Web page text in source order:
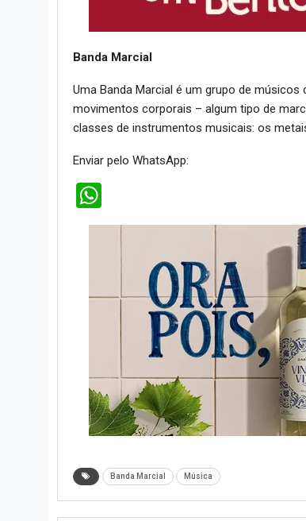
Banda Marcial
Uma Banda Marcial é um grupo de
movimentos corporais – algum tipo de
classes de instrumentos musicais: os
Enviar pelo WhatsApp:
Banda Marcial Música